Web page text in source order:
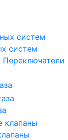
систем
Переключатели